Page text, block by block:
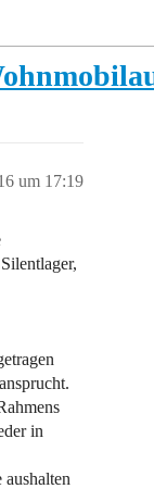
um 17:19
in